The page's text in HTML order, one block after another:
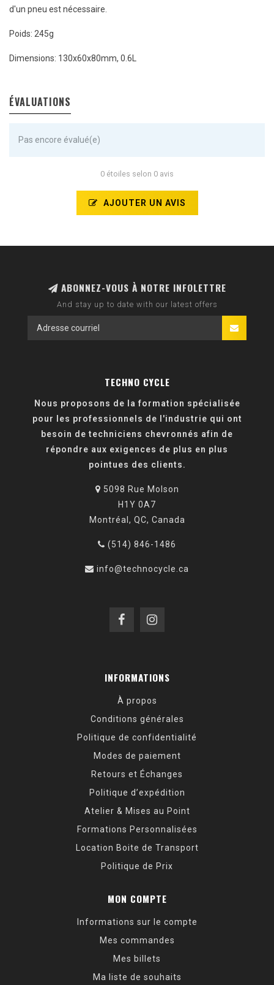
d'un pneu est nécessaire.
Poids: 245g
Dimensions: 130x60x80mm, 0.6L
ÉVALUATIONS
Pas encore évalué(e)
0 étoiles selon 0 avis
AJOUTER UN AVIS
ABONNEZ-VOUS À NOTRE INFOLETTRE
And stay up to date with our latest offers
TECHNO CYCLE
Nous proposons de la formation spécialisée
pour les professionnels de l'industrie qui ont
besoin de techniciens chevronnés afin de
répondre aux exigences de plus en plus
pointues des clients.
5098 Rue Molson
H1Y 0A7
Montréal, QC, Canada
(514) 846-1486
info@technocycle.ca
INFORMATIONS
À propos
Conditions générales
Politique de confidentialité
Modes de paiement
Retours et Échanges
Politique d’expédition
Atelier & Mises au Point
Formations Personnalisées
Location Boite de Transport
Politique de Prix
MON COMPTE
Informations sur le compte
Mes commandes
Mes billets
Ma liste de souhaits